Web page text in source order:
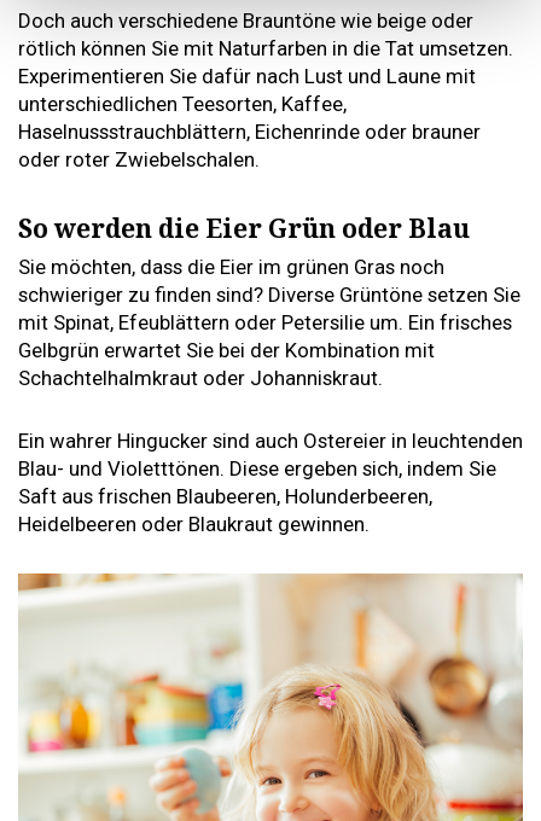
Doch auch verschiedene Brauntöne wie beige oder
rötlich können Sie mit Naturfarben in die Tat umsetzen.
Experimentieren Sie dafür nach Lust und Laune mit
unterschiedlichen Teesorten, Kaffee,
Haselnussstrauchblättern, Eichenrinde oder brauner
oder roter Zwiebelschalen.
So werden die Eier Grün oder Blau
Sie möchten, dass die Eier im grünen Gras noch
schwieriger zu finden sind? Diverse Grüntöne setzen Sie
mit Spinat, Efeublättern oder Petersilie um. Ein frisches
Gelbgrün erwartet Sie bei der Kombination mit
Schachtelhalmkraut oder Johanniskraut.
Ein wahrer Hingucker sind auch Ostereier in leuchtenden
Blau- und Violetttönen. Diese ergeben sich, indem Sie
Saft aus frischen Blaubeeren, Holunderbeeren,
Heidelbeeren oder Blaukraut gewinnen.